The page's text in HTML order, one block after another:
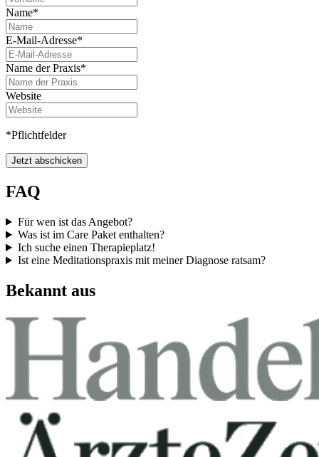
Name*
E-Mail-Adresse*
Name der Praxis*
Website
*Pflichtfelder
Jetzt abschicken
FAQ
Für wen ist das Angebot?
Was ist im Care Paket enthalten?
Ich suche einen Therapieplatz!
Ist eine Meditationspraxis mit meiner Diagnose ratsam?
Bekannt aus